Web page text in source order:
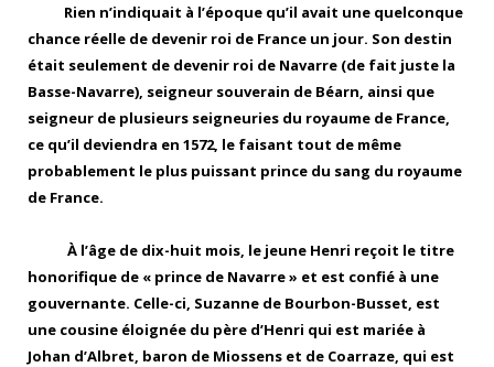
Rien n’indiquait à l’époque qu’il avait une quelconque
chance réelle de devenir roi de France un jour. Son destin
était seulement de devenir roi de Navarre (de fait juste la
Basse-Navarre), seigneur souverain de Béarn, ainsi que
seigneur de plusieurs seigneuries du royaume de France,
ce qu’il deviendra en 1572, le faisant tout de même
probablement le plus puissant prince du sang du royaume
de France.
À l’âge de dix-huit mois, le jeune Henri reçoit le titre
honorifique de « prince de Navarre » et est confié à une
gouvernante. Celle-ci, Suzanne de Bourbon-Busset, est
une cousine éloignée du père d’Henri qui est mariée à
Johan d’Albret, baron de Miossens et de Coarraze, qui est